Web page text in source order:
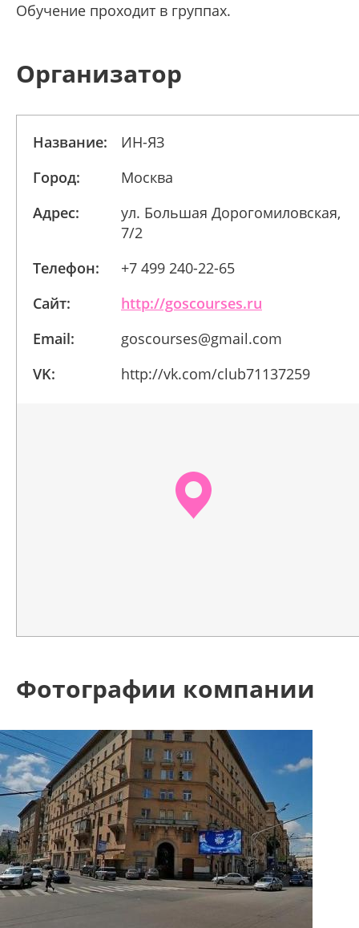
Обучение проходит в группах.
Организатор
Название:
ИН-ЯЗ
Город:
Москва
Адрес:
ул. Большая Дорогомиловская,
7/2
Телефон:
+7 499 240-22-65
Сайт:
http://goscourses.ru
Email:
goscourses@gmail.com
VK:
http://vk.com/club71137259
Фотографии компании